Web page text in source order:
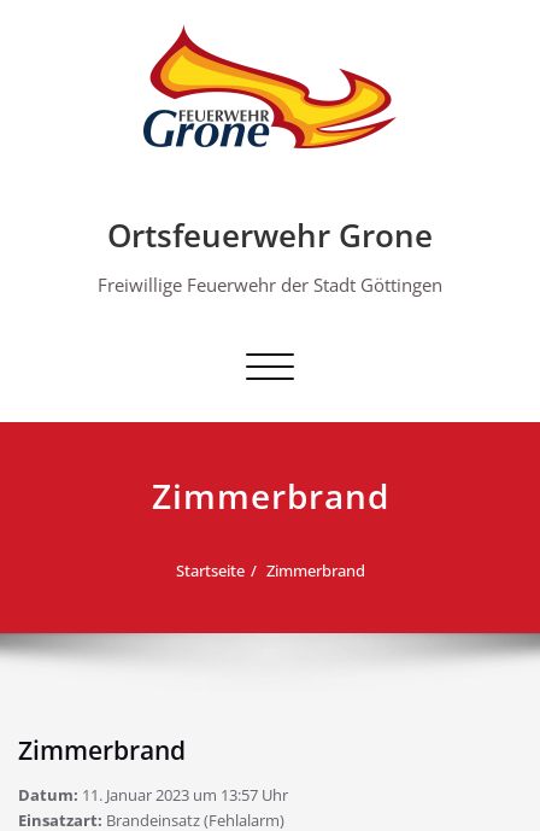
Ortsfeuerwehr Grone
Freiwillige Feuerwehr der Stadt Göttingen
Schalte Navigation
Zimmerbrand
Startseite Zimmerbrand
Zimmerbrand
Datum: 11. Januar 2023 um 13:57 Uhr
Einsatzart: Brandeinsatz (Fehlalarm)